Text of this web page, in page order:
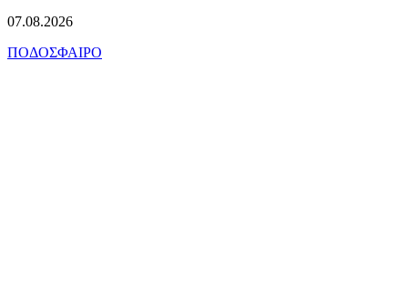
07.08.2026
ΠΟΔΟΣΦΑΙΡΟ